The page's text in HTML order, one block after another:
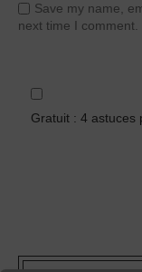
Save my name,
next time I comment.
Gratuit : 4 astuces